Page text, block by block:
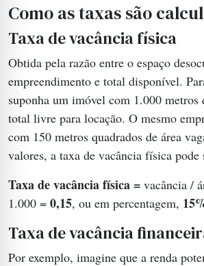
Como as taxas são
Taxa de vacância física
Obtida pela razão entre o espaço
empreendimento e total disponível.
suponha um imóvel com 1.000 metros
total livre para locação. O mesmo
com 150 metros quadrados de área
valores, a taxa de vacância física pode
Taxa de vacância física = vacância /
1.000 = 0,15, ou em percentagem,
Taxa de vacância
Por exemplo, imagine que a renda